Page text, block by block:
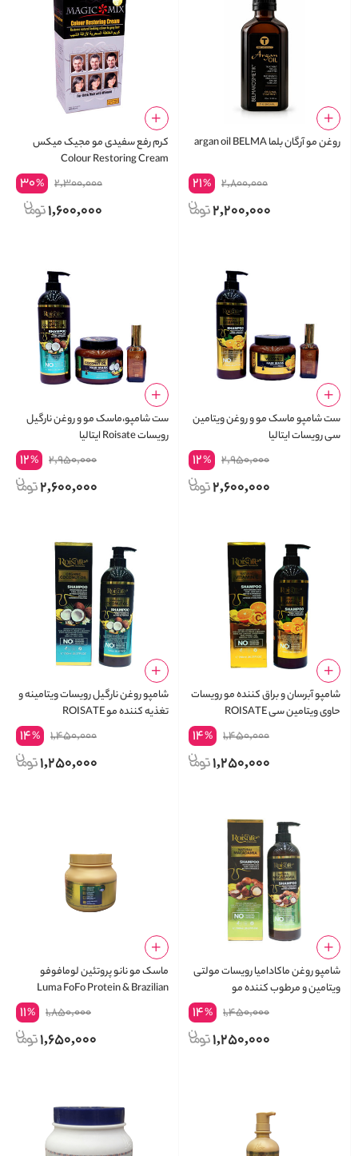
روغن مو آرگان بلما argan oil BELMA
2,800,000
21%
2,200,000
کرم رفع سفیدی مو مجیک میکس
Colour Restoring Cream
2,300,000
30%
1,600,000
ست شامپو ماسک مو و روغن ویتامین
سی رویسات ایتالیا
2,950,000
12%
2,600,000
ست شامپو،ماسک مو و روغن نارگیل
رویسات Roisate ایتالیا
2,950,000
12%
2,600,000
شامپو آبرسان و براق کننده مو رویسات
حاوی ویتامین سی ROISATE
SHAMPOO VITAMIN C
1,450,000
14%
1,250,000
شامپو روغن نارگیل رویسات ویتامینه و
تغذیه کننده مو ROISATE
COCONUT OIL SHAMPOO
1,450,000
14%
1,250,000
شامپو روغن ماکادامیا رویسات مولتی
ویتامین و مرطوب کننده مو
1,450,000
14%
1,250,000
ماسک مو نانو پروتئین لومافوفو
Luma FoFo Protein & Brazilian
1,850,000
11%
1,650,000